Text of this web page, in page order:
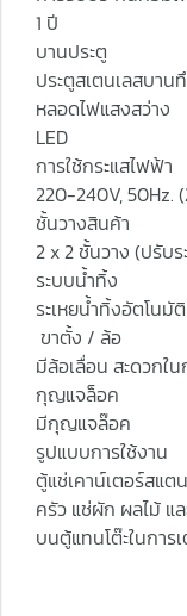
1 ปี
บานประตู
ประตูสเตนเลสบา
หลอดไฟแสงสว่าง
LED
การใช้กระแสไฟฟ้า
220-240V, 50Hz.
ชั้นวางสินค้า
2 x 2 ชั้นวาง (ปรับร
ระบบน้ำทิ้ง
ระเหยน้ำทิ้งอัตโน
ขาตั้ง / ล้อ
มีล้อเลื่อน สะดวกใ
กุญแจล็อค
มีกุญแจล๊อค
รูปแบบการใช้งาน
ตู้แช่เคาน์เตอร์สแต
ครัว แช่ผัก ผลไม้ แ
บนตู้แทนโต๊ะในการ